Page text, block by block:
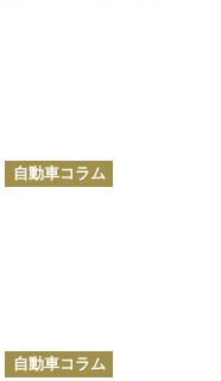
カ
テ
自動車コラム
カ
テ
自動車コラム